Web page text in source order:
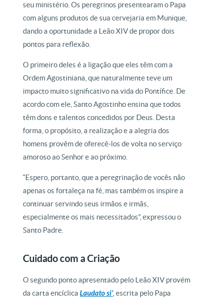
seu ministério. Os peregrinos presentearam o Papa
com alguns produtos de sua cervejaria em Munique,
dando a oportunidade a Leão XIV de propor dois
pontos para reflexão.
O primeiro deles é a ligação que eles têm com a
Ordem Agostiniana, que naturalmente teve um
impacto muito significativo na vida do Pontífice. De
acordo com ele, Santo Agostinho ensina que todos
têm dons e talentos concedidos por Deus. Desta
forma, o propósito, a realização e a alegria dos
homens provêm de oferecê-los de volta no serviço
amoroso ao Senhor e ao próximo.
“Espero, portanto, que a peregrinação de vocês não
apenas os fortaleça na fé, mas também os inspire a
continuar servindo seus irmãos e irmãs,
especialmente os mais necessitados”, expressou o
Santo Padre.
Cuidado com a Criação
O segundo ponto apresentado pelo Leão XIV provém
da carta encíclicaLaudato si’, escrita pelo Papa